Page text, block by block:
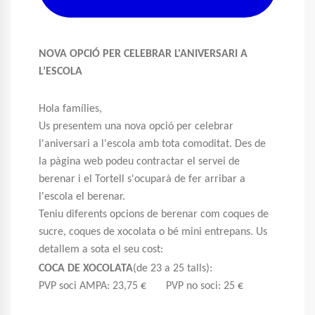
NOVA OPCIÓ PER CELEBRAR L'ANIVERSARI A
L’ESCOLA
Hola famílies,
Us presentem una nova opció per celebrar
l'aniversari a l'escola amb tota comoditat. Des de
la pàgina web podeu contractar el servei de
berenar i el Tortell s'ocuparà de fer arribar a
l'escola el berenar.
Teniu diferents opcions de berenar com coques de
sucre, coques de xocolata o bé mini entrepans. Us
detallem a sota el seu cost:
COCA DE XOCOLATA(de 23 a 25 talls):
PVP soci AMPA: 23,75 € PVP no soci: 25 €